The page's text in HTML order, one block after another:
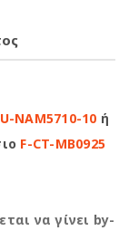
U-NAM5710-10 ή
F-CT-MB0925
να γίνει by-